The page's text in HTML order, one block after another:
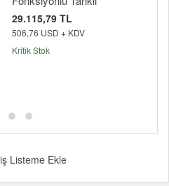
29.115,79 TL
506,76 USD + KDV
Kritik Stok
Listeme Ekle